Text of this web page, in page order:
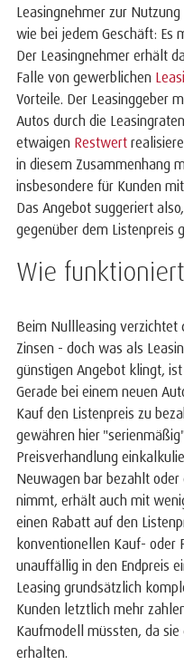
Leasingnehmer zur
wie bei jedem Geschäft: Es
Der Leasingnehmer erhält
Falle von gewerblichen
Vorteile. Der Leasinggeber
Autos durch die
etwaigen Restwert
in diesem Zusammenhang
insbesondere für Kunden
Das Angebot suggeriert
gegenüber dem Listenpreis
Wie
Beim Nullleasing verzichtet
Zinsen - doch was als
günstigen Angebot klingt,
Gerade bei einem neuen
Kauf den Listenpreis zu
gewähren hier
Preisverhandlung
Neuwagen bar bezahlt oder
nimmt, erhält auch mit
einen Rabatt auf den
konventionellen Kauf- oder
unauffällig in den Endpreis
Leasing grundsätzlich
Kunden letztlich mehr
Kaufmodell müssten, da
erhalten.